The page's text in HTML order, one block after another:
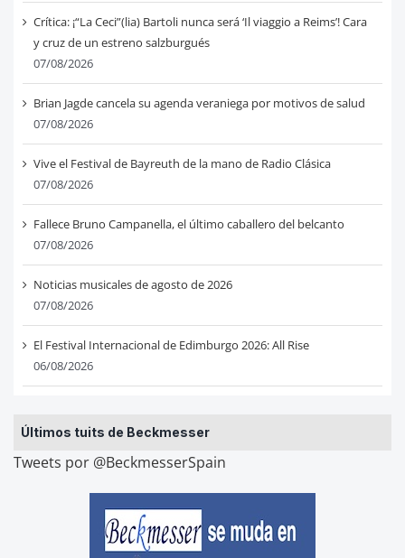
Crítica: ¡“La Ceci”(lia) Bartoli nunca será ‘Il viaggio a Reims’! Cara
y cruz de un estreno salzburgués
07/08/2026
Brian Jagde cancela su agenda veraniega por motivos de salud
07/08/2026
Vive el Festival de Bayreuth de la mano de Radio Clásica
07/08/2026
Fallece Bruno Campanella, el último caballero del belcanto
07/08/2026
Noticias musicales de agosto de 2026
07/08/2026
El Festival Internacional de Edimburgo 2026: All Rise
06/08/2026
Últimos tuits de Beckmesser
Tweets por @BeckmesserSpain